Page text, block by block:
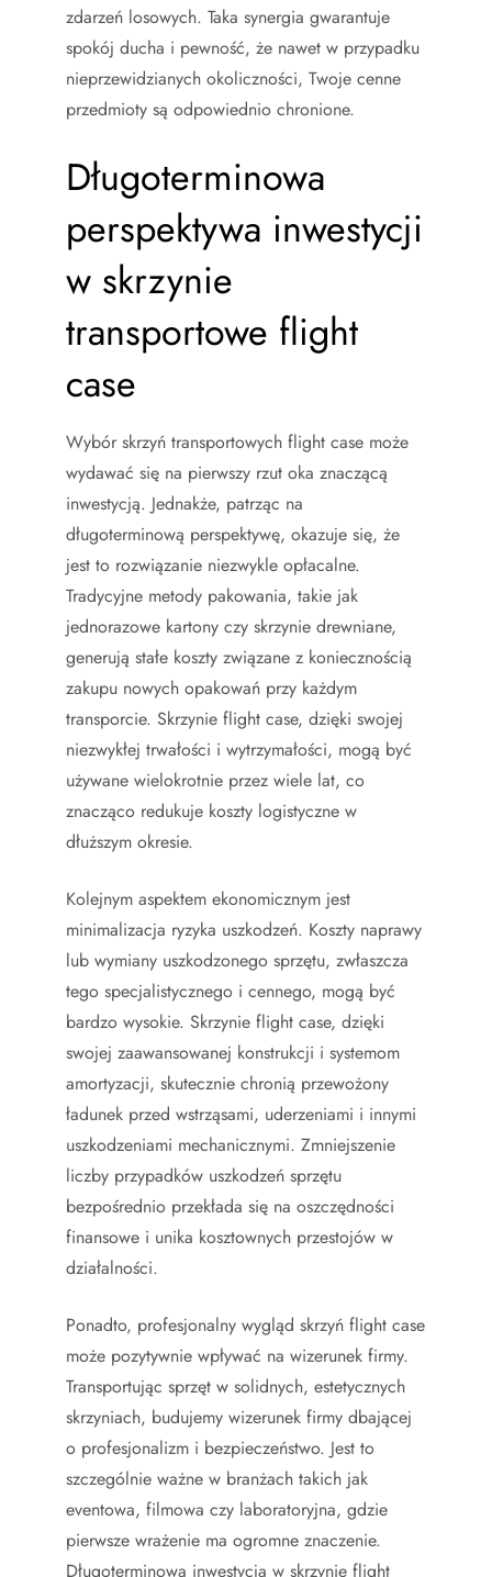
zdarzeń losowych. Taka synergia gwarantuje
spokój ducha i pewność, że nawet w przypadku
nieprzewidzianych okoliczności, Twoje cenne
przedmioty są odpowiednio chronione.
Długoterminowa
perspektywa inwestycji
w skrzynie
transportowe flight
case
Wybór skrzyń transportowych flight case może
wydawać się na pierwszy rzut oka znaczącą
inwestycją. Jednakże, patrząc na
długoterminową perspektywę, okazuje się, że
jest to rozwiązanie niezwykle opłacalne.
Tradycyjne metody pakowania, takie jak
jednorazowe kartony czy skrzynie drewniane,
generują stałe koszty związane z koniecznością
zakupu nowych opakowań przy każdym
transporcie. Skrzynie flight case, dzięki swojej
niezwykłej trwałości i wytrzymałości, mogą być
używane wielokrotnie przez wiele lat, co
znacząco redukuje koszty logistyczne w
dłuższym okresie.
Kolejnym aspektem ekonomicznym jest
minimalizacja ryzyka uszkodzeń. Koszty naprawy
lub wymiany uszkodzonego sprzętu, zwłaszcza
tego specjalistycznego i cennego, mogą być
bardzo wysokie. Skrzynie flight case, dzięki
swojej zaawansowanej konstrukcji i systemom
amortyzacji, skutecznie chronią przewożony
ładunek przed wstrząsami, uderzeniami i innymi
uszkodzeniami mechanicznymi. Zmniejszenie
liczby przypadków uszkodzeń sprzętu
bezpośrednio przekłada się na oszczędności
finansowe i unika kosztownych przestojów w
działalności.
Ponadto, profesjonalny wygląd skrzyń flight case
może pozytywnie wpływać na wizerunek firmy.
Transportując sprzęt w solidnych, estetycznych
skrzyniach, budujemy wizerunek firmy dbającej
o profesjonalizm i bezpieczeństwo. Jest to
szczególnie ważne w branżach takich jak
eventowa, filmowa czy laboratoryjna, gdzie
pierwsze wrażenie ma ogromne znaczenie.
Długoterminowa inwestycja w skrzynie flight